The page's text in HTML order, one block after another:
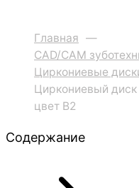
Главная —
CAD/CAM
Циркониевые
Циркониевый диск
цвет B2
Содержание